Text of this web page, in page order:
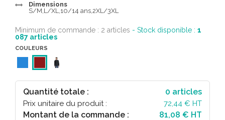
Dimensions
S/M,L/XL,10/14 ans,2XL/3XL
Minimum de commande : 2 articles - Stock disponible : 1
087 articles
COULEURS
Quantité totale : 0 articles
Prix unitaire du produit : 72,44 € HT
Montant de la commande : 81,08 € HT